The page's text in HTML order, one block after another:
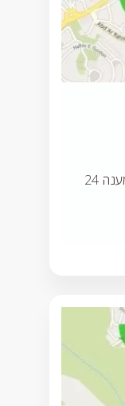
מחפש מנעולן באבו גוש? אנחנו נותנים מענה 24